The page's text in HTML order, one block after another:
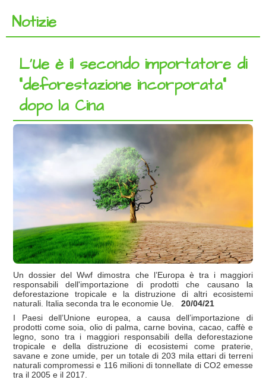
Notizie
L’Ue è il secondo importatore di
“deforestazione incorporata”
dopo la Cina
Un dossier del Wwf dimostra che l’Europa è tra i maggiori
responsabili dell'importazione di prodotti che causano la
deforestazione tropicale e la distruzione di altri ecosistemi
naturali. Italia seconda tra le economie Ue. 20/04/21
I Paesi dell’Unione europea, a causa dell’importazione di
prodotti come soia, olio di palma, carne bovina, cacao, caffè e
legno, sono tra i maggiori responsabili della deforestazione
tropicale e della distruzione di ecosistemi come praterie,
savane e zone umide, per un totale di 203 mila ettari di terreni
naturali compromessi e 116 milioni di tonnellate di CO2 emesse
tra il 2005 e il 2017.